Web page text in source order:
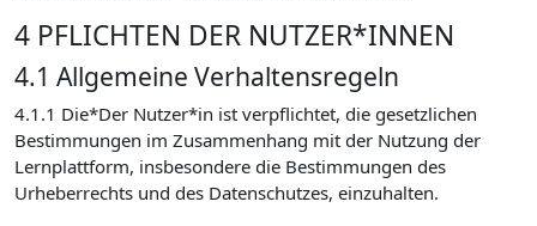
4 PFLICHTEN DER NUTZER*INNEN
4.1 Allgemeine Verhaltensregeln
4.1.1 Die*Der Nutzer*in ist verpflichtet, die gesetzlichen
Bestimmungen im Zusammenhang mit der Nutzung der
Lernplattform, insbesondere die Bestimmungen des
Urheberrechts und des Datenschutzes, einzuhalten.